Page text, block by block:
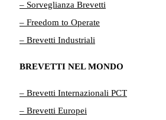
– Sorveglianza Brevetti
– Freedom to Operate
– Brevetti Industriali
BREVETTI NEL MONDO
– Brevetti Internazionali PCT
– Brevetti Europei